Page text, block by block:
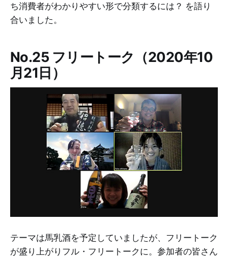
ち消費者がわかりやすい形で分類するには？ を語り
合いました。
No.25 フリートーク（2020年10
月21日）
テーマは馬乳酒を予定していましたが、フリートーク
が盛り上がりフル・フリートークに。参加者の皆さん